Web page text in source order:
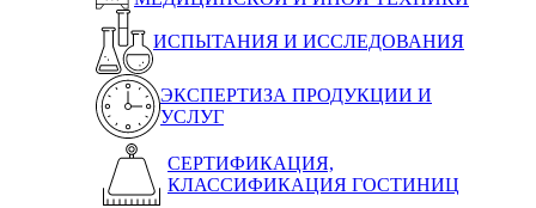
ИСПЫТАНИЯ И ИССЛЕДОВАНИЯ
ЭКСПЕРТИЗА ПРОДУКЦИИ И
УСЛУГ
СЕРТИФИКАЦИЯ,
КЛАССИФИКАЦИЯ ГОСТИНИЦ